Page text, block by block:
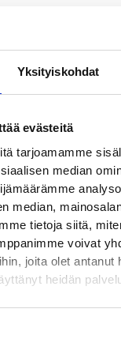
Yksityiskohdat
evästeitä
tarjoamamme
median
median,
tietoja siitä,
voivat
joita olet antanut
heidän
Reply